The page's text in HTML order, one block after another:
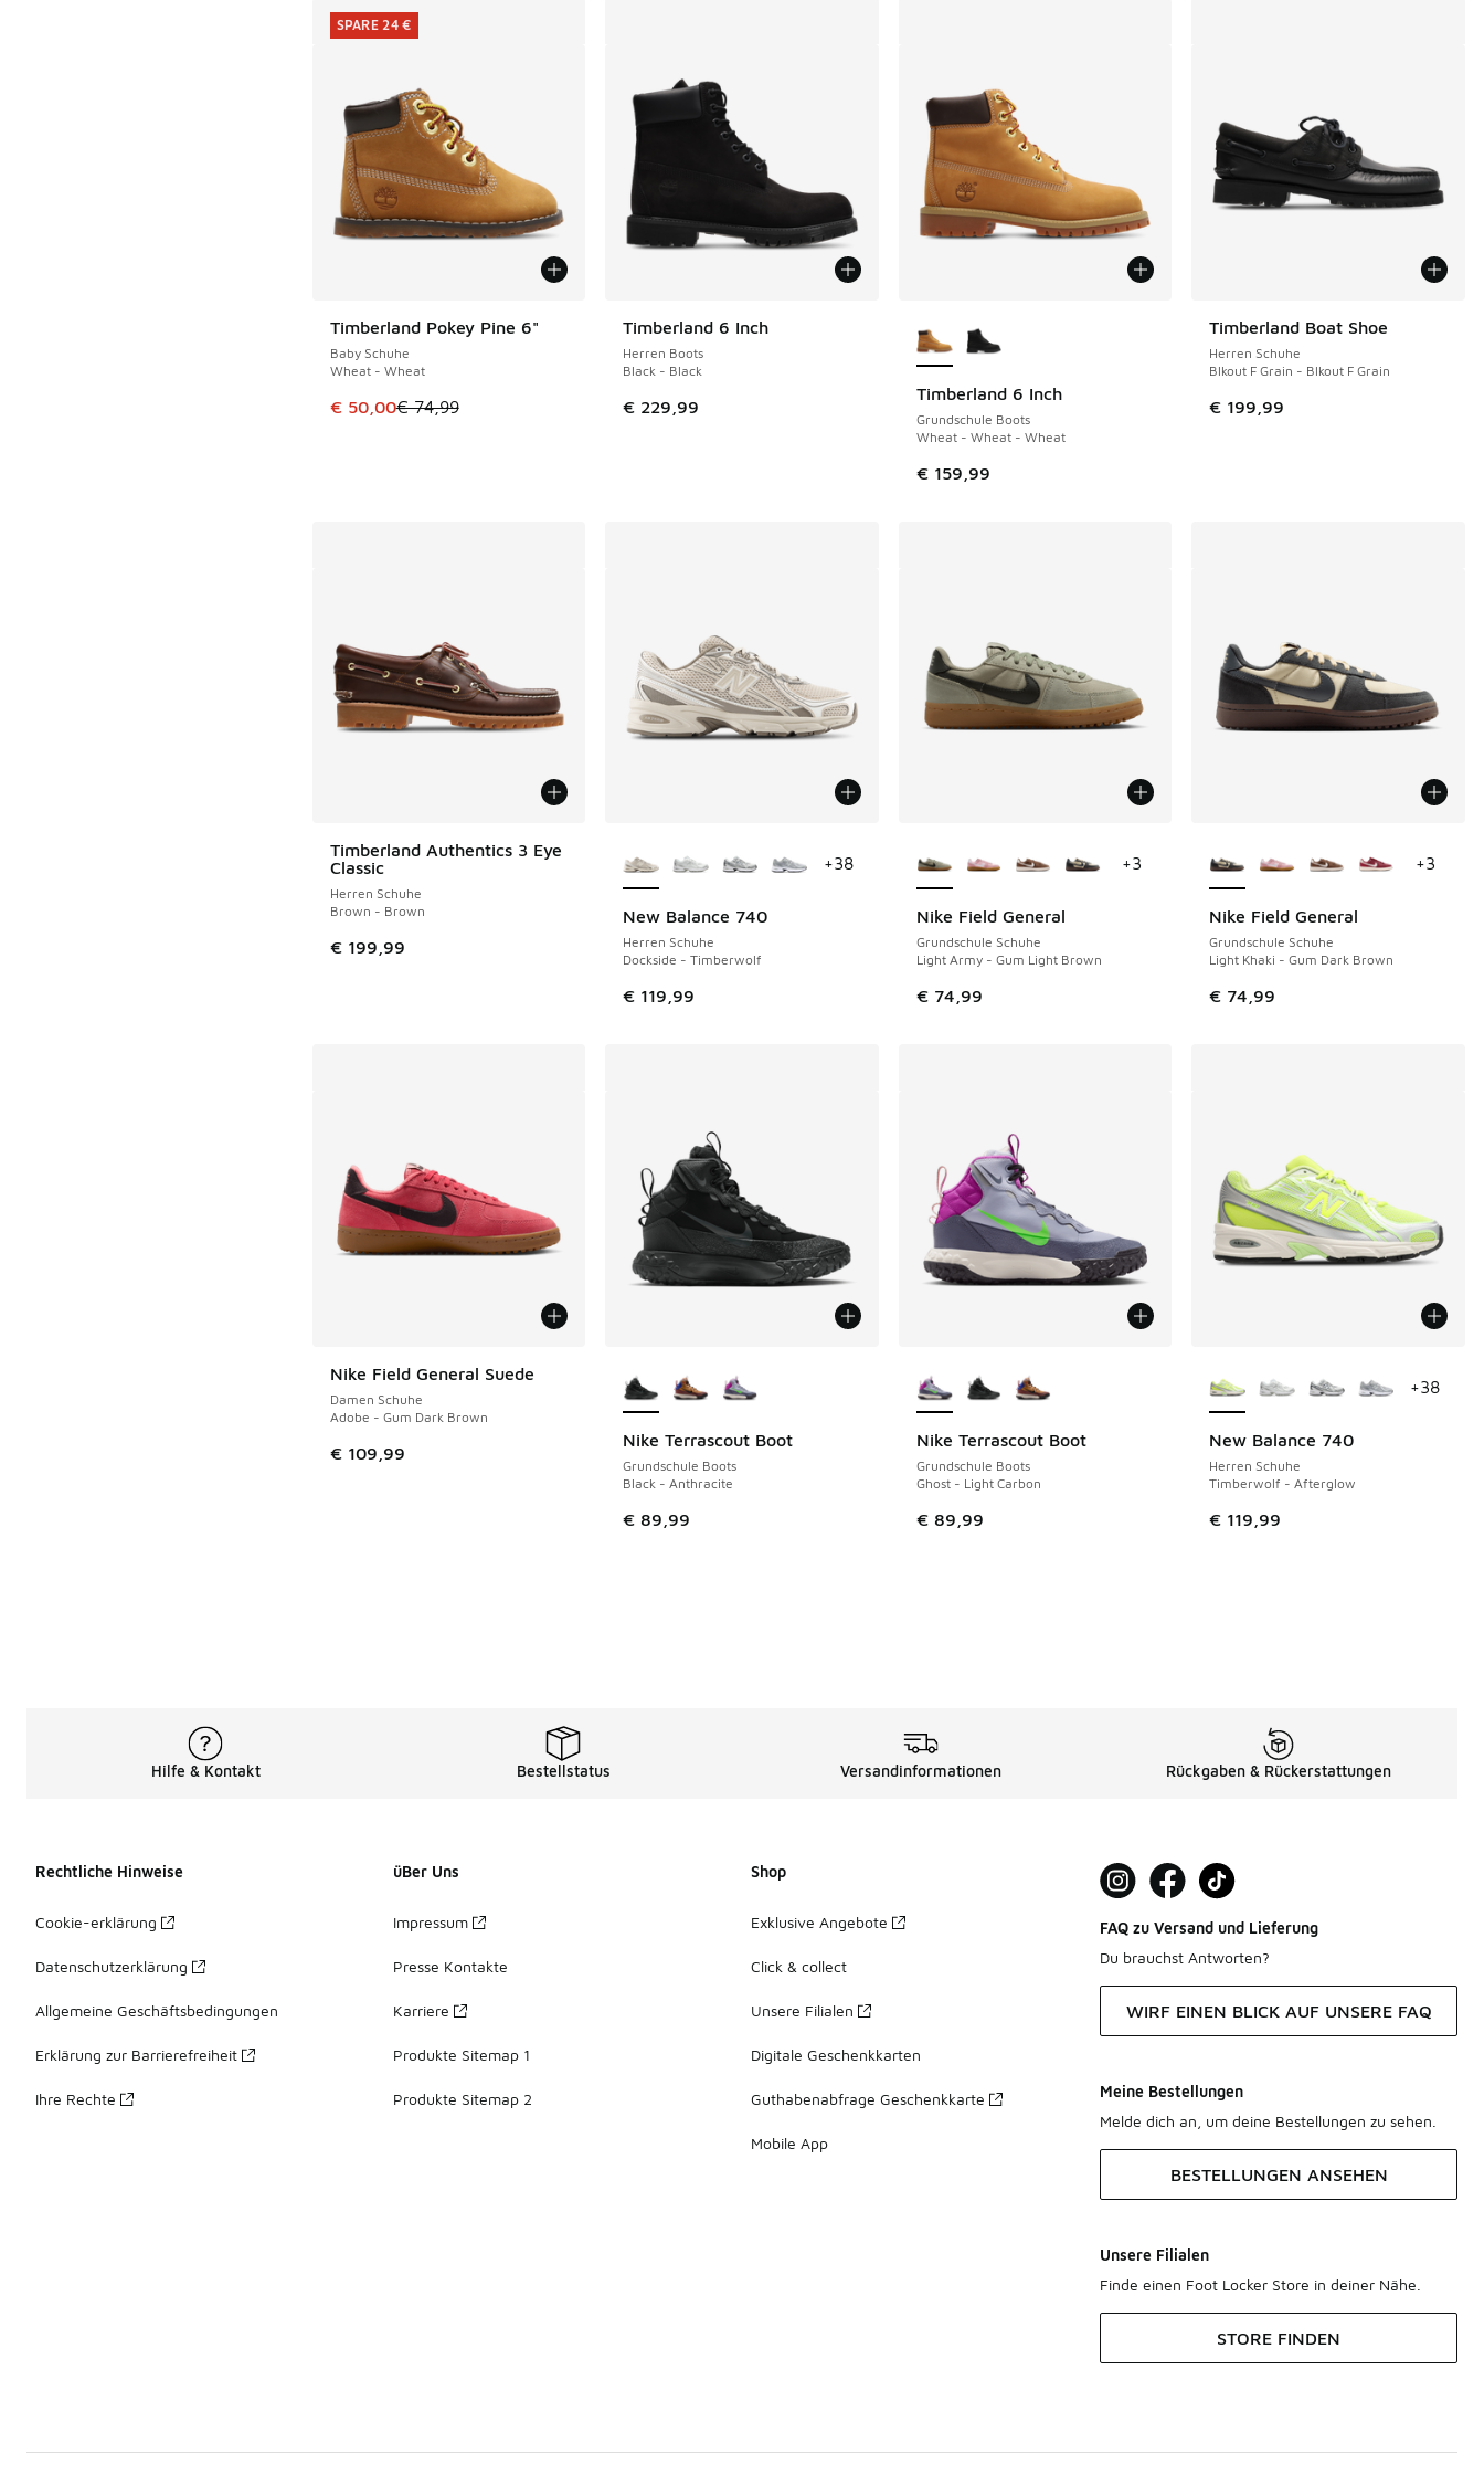
Timberland Pokey Pine 6"
Baby Schuhe
Wheat - Wheat
Dieser Artikel ist im Sale. Der Preis ist von € 74,99 auf € 50,00 gefallen
€ 50,00€ 74,99
SPARE 24 €
SPARE 24 €
Timberland 6 Inch
Herren Boots
Black - Black
€ 229,99
Timberland 6 Inch
Grundschule Boots
Wheat - Wheat - Wheat
€ 159,99
Timberland Boat Shoe
Herren Schuhe
Blkout F Grain - Blkout F Grain
€ 199,99
Timberland Authentics 3 Eye
Classic
Herren Schuhe
Brown - Brown
€ 199,99
New Balance 740
Herren Schuhe
Dockside - Timberwolf
€ 119,99
+38
Nike Field General
Grundschule Schuhe
Light Army - Gum Light Brown
€ 74,99
+3
Nike Field General
Grundschule Schuhe
Light Khaki - Gum Dark Brown
€ 74,99
+3
Nike Field General Suede
Damen Schuhe
Adobe - Gum Dark Brown
€ 109,99
Nike Terrascout Boot
Grundschule Boots
Black - Anthracite
€ 89,99
Nike Terrascout Boot
Grundschule Boots
Ghost - Light Carbon
€ 89,99
New Balance 740
Herren Schuhe
Timberwolf - Afterglow
€ 119,99
+38
Hilfe & Kontakt Bestellstatus Versandinformationen Rückgaben & Rückerstattungen
Rechtliche Hinweise
Cookie-erklärung
Datenschutzerklärung
Allgemeine Geschäftsbedingungen
Erklärung zur Barrierefreiheit
Ihre Rechte
üBer Uns
Impressum
Presse Kontakte
Karriere
Produkte Sitemap 1
Produkte Sitemap 2
Shop
Exklusive Angebote
Click & collect
Unsere Filialen
Digitale Geschenkkarten
Guthabenabfrage Geschenkkarte
Mobile App
FAQ zu Versand und Lieferung
Du brauchst Antworten?
WIRF EINEN BLICK AUF UNSERE FAQ
Meine Bestellungen
Melde dich an, um deine Bestellungen zu sehen.
BESTELLUNGEN ANSEHEN
Unsere Filialen
Finde einen Foot Locker Store in deiner Nähe.
STORE FINDEN